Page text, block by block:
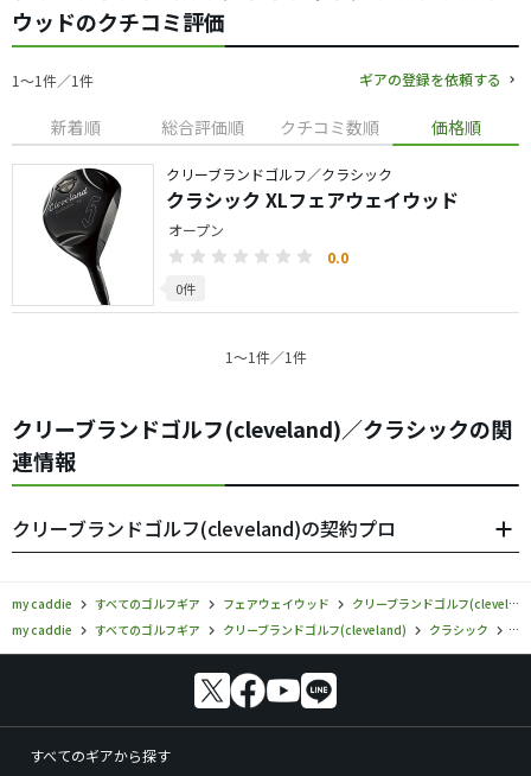
ウッドのクチコミ評価
1〜1件／1件 ギアの登録を依頼する
新着順 総合評価順 クチコミ数順 価格順
クリーブランドゴルフ／クラシック
クラシック XLフェアウェイウッド
オープン
0.0
0件
1〜1件／1件
クリーブランドゴルフ(cleveland)／クラシックの関
連情報
クリーブランドゴルフ(cleveland)の契約プロ
my caddie すべてのゴルフギア フェアウェイウッド
クリーブランドゴルフ(cleveland)
my caddie
すべてのゴルフギア クリーブランドゴルフ(cleveland) クラシック ク
すべてのギアから探す